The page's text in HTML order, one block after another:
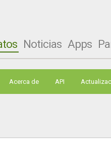
Noticias Apps
Acerca de API